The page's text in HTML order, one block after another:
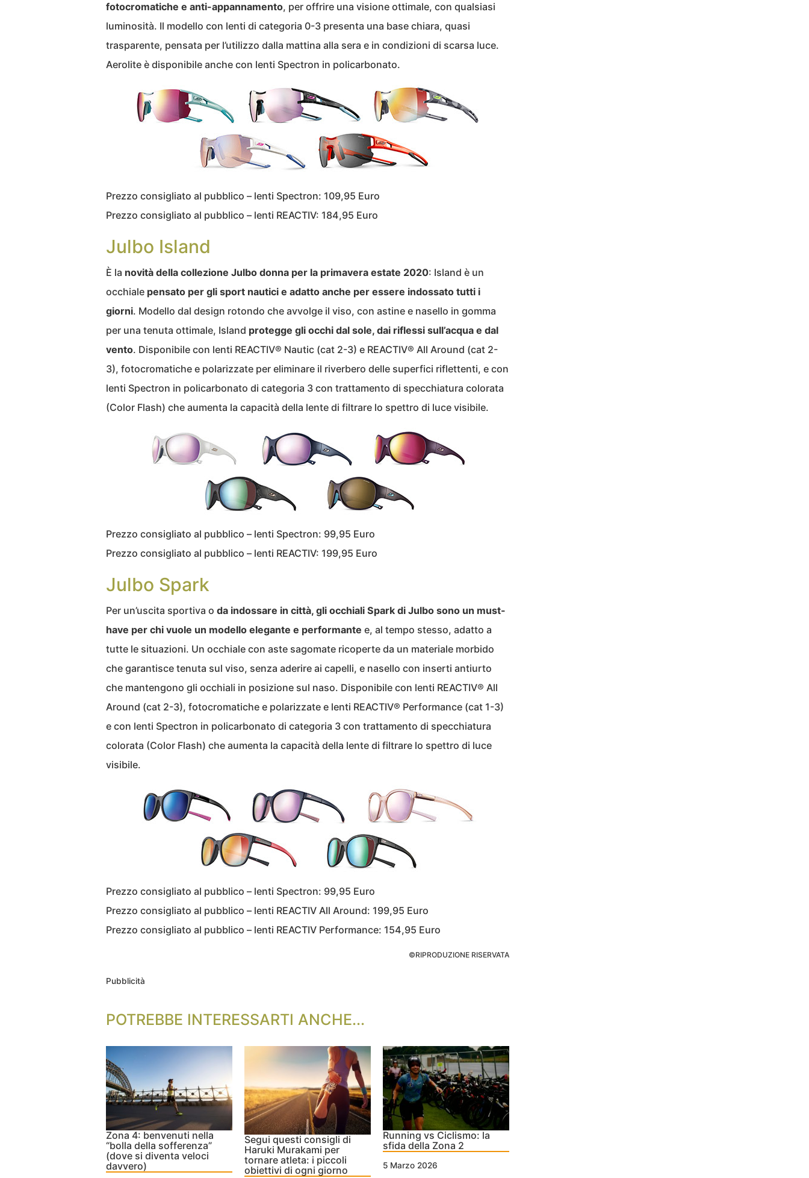
fotocromatiche e anti-appannamento, per offrire una visione ottimale, con qualsiasi
luminosità. Il modello con lenti di categoria 0-3 presenta una base chiara, quasi
trasparente, pensata per l’utilizzo dalla mattina alla sera e in condizioni di scarsa luce.
Aerolite è disponibile anche con lenti Spectron in policarbonato.
Prezzo consigliato al pubblico – lenti Spectron: 109,95 Euro
Prezzo consigliato al pubblico – lenti REACTIV: 184,95 Euro
Julbo Island
È la novità della collezione Julbo donna per la primavera estate 2020: Island è un
occhiale pensato per gli sport nautici e adatto anche per essere indossato tutti i
giorni. Modello dal design rotondo che avvolge il viso, con astine e nasello in gomma
per una tenuta ottimale, Island protegge gli occhi dal sole, dai riflessi sull’acqua e dal
vento. Disponibile con lenti REACTIV® Nautic (cat 2-3) e REACTIV® All Around (cat 2-
3), fotocromatiche e polarizzate per eliminare il riverbero delle superfici riflettenti, e con
lenti Spectron in policarbonato di categoria 3 con trattamento di specchiatura colorata
(Color Flash) che aumenta la capacità della lente di filtrare lo spettro di luce visibile.
Prezzo consigliato al pubblico – lenti Spectron: 99,95 Euro
Prezzo consigliato al pubblico – lenti REACTIV: 199,95 Euro
Julbo Spark
Per un’uscita sportiva o da indossare in città, gli occhiali Spark di Julbo sono un must-
have per chi vuole un modello elegante e performante e, al tempo stesso, adatto a
tutte le situazioni. Un occhiale con aste sagomate ricoperte da un materiale morbido
che garantisce tenuta sul viso, senza aderire ai capelli, e nasello con inserti antiurto
che mantengono gli occhiali in posizione sul naso. Disponibile con lenti REACTIV® All
Around (cat 2-3), fotocromatiche e polarizzate e lenti REACTIV® Performance (cat 1-3)
e con lenti Spectron in policarbonato di categoria 3 con trattamento di specchiatura
colorata (Color Flash) che aumenta la capacità della lente di filtrare lo spettro di luce
visibile.
Prezzo consigliato al pubblico – lenti Spectron: 99,95 Euro
Prezzo consigliato al pubblico – lenti REACTIV All Around: 199,95 Euro
Prezzo consigliato al pubblico – lenti REACTIV Performance: 154,95 Euro
©RIPRODUZIONE RISERVATA
Pubblicità
POTREBBE INTERESSARTI ANCHE...
Zona 4: benvenuti nella
“bolla della sofferenza”
(dove si diventa veloci
davvero)
Segui questi consigli di
Haruki Murakami per
tornare atleta: i piccoli
obiettivi di ogni giorno
Running vs Ciclismo: la
sfida della Zona 2
5 Marzo 2026